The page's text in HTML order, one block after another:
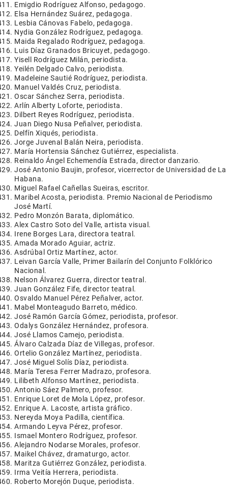
Emigdio Rodríguez Alfonso, pedagogo.
Elsa Hernández Suárez, pedagoga.
Lesbia Cánovas Fabelo, pedagoga.
Nydia González Rodríguez, pedagoga.
Maida Regalado Rodríguez, pedagoga.
Luis Díaz Granados Bricuyet, pedagogo.
Yisell Rodríguez Milán, periodista.
Yeilén Delgado Calvo, periodista.
Madeleine Sautié Rodríguez, periodista.
Manuel Valdés Cruz, periodista.
Oscar Sánchez Serra, periodista.
Arlín Alberty Loforte, periodista.
Dilbert Reyes Rodríguez, periodista.
Juan Diego Nusa Peñalver, periodista.
Delfín Xiqués, periodista.
Jorge Juvenal Balán Neira, periodista.
María Hortensia Sánchez Gutiérrez, especialista.
Reinaldo Ángel Echemendía Estrada, director danzario.
José Antonio Baujin, profesor, vicerrector de Universidad de La
Habana.
Miguel Rafael Cañellas Sueiras, escritor.
Maribel Acosta, periodista. Premio Nacional de Periodismo
José Martí.
Pedro Monzón Barata, diplomático.
Alex Castro Soto del Valle, artista visual.
Irene Borges Lara, directora teatral.
Amada Morado Aguiar, actriz.
Asdrúbal Ortiz Martínez, actor.
Leivan García Valle, Primer Bailarín del Conjunto Folklórico
Nacional.
Nelson Álvarez Guerra, director teatral.
Juan González Fife, director teatral.
Osvaldo Manuel Pérez Peñalver, actor.
Mabel Monteagudo Barreto, médico.
José Ramón García Gómez, periodista, profesor.
Odalys González Hernández, profesora.
José Llamos Camejo, periodista.
Álvaro Calzada Díaz de Villegas, profesor.
Ortelio González Martínez, periodista.
José Miguel Solís Díaz, periodista.
María Teresa Ferrer Madrazo, profesora.
Lilibeth Alfonso Martínez, periodista.
Antonio Sáez Palmero, profesor.
Enrique Loret de Mola López, profesor.
Enrique A. Lacoste, artista gráfico.
Nereyda Moya Padilla, científica.
Armando Leyva Pérez, profesor.
Ismael Montero Rodríguez, profesor.
Alejandro Nodarse Morales, profesor.
Maikel Chávez, dramaturgo, actor.
Maritza Gutiérrez González, periodista.
Irma Veitía Herrera, periodista.
Roberto Morejón Duque, periodista.